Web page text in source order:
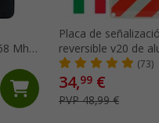
Mhz
Placa de
reversible v20 de
en 1 para Italia y
50 cm IWH
(73)
34,99 €
PVP 48,99 €